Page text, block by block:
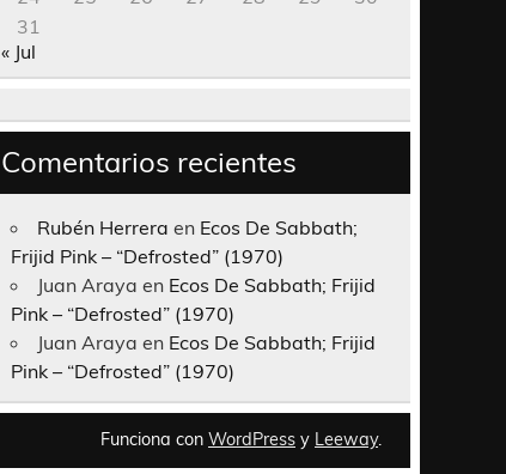
31
« Jul
Comentarios recientes
Rubén Herrera en Ecos De Sabbath;
Frijid Pink – “Defrosted” (1970)
Juan Araya en Ecos De Sabbath; Frijid
Pink – “Defrosted” (1970)
Juan Araya en Ecos De Sabbath; Frijid
Pink – “Defrosted” (1970)
Funciona con WordPress y Leeway.